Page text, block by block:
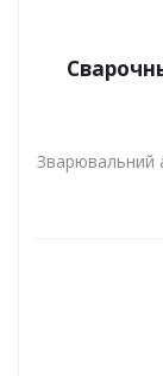
Зварювальний